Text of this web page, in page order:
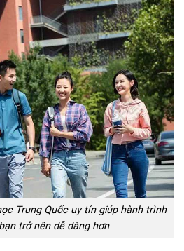
Trung Quốc uy tín giúp hành trình
trở nên dễ dàng hơn